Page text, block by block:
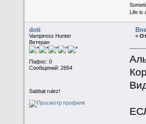
Life is
doti
Vampiress Hunter
Ветеран
Пафос: 0
Сообщений: 2654
Sabbat rulez!
«